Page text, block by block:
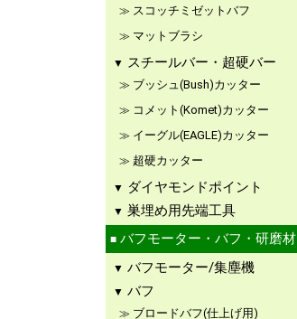
スコッチミゼットバフ
マットブラシ
スチールバー・超硬バー
ブッシュ(Bush)カッター
コメット(Komet)カッター
イーグル(EAGLE)カッター
超硬カッター
ダイヤモンドポイント
巣埋め用先端工具
バフモーター・バフ・研磨材
バフモーター/集塵機
バフ
ブロードバフ(仕上げ用)